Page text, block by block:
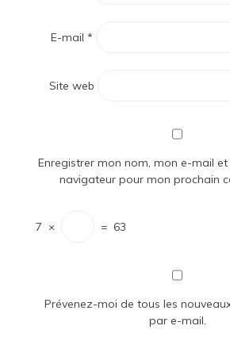
E-mail *
Site web
Enregistrer mon nom, mon e-mail
navigateur pour mon prochain
7 × = 63
Prévenez-moi de tous les
par e-mail.